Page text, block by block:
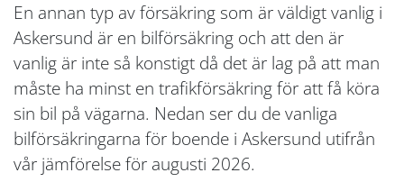
En annan typ av försäkring som är väldigt vanlig i
Askersund är en bilförsäkring och att den är
vanlig är inte så konstigt då det är lag på att man
måste ha minst en trafikförsäkring för att få köra
sin bil på vägarna. Nedan ser du de vanliga
bilförsäkringarna för boende i Askersund utifrån
vår jämförelse för augusti 2026.